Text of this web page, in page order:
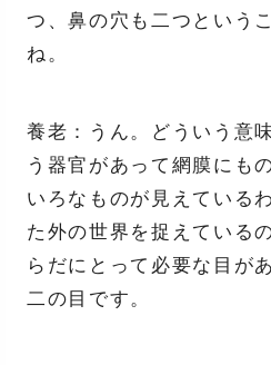
つ、鼻の穴も二つという
ね。
養老：うん。どういう意
う器官があって網膜にも
いろなものが見えている
た外の世界を捉えている
らだにとって必要な目が
二の目です。